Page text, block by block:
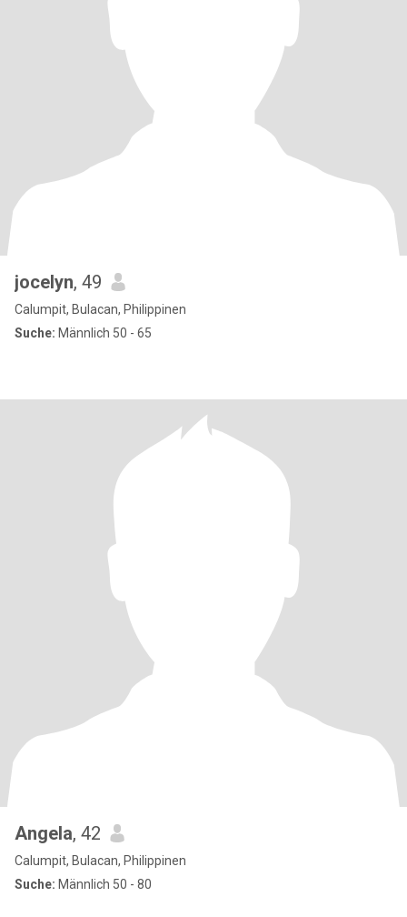
jocelyn, 49
Calumpit, Bulacan, Philippinen
Suche: Männlich 50 - 65
Angela, 42
Calumpit, Bulacan, Philippinen
Suche: Männlich 50 - 80